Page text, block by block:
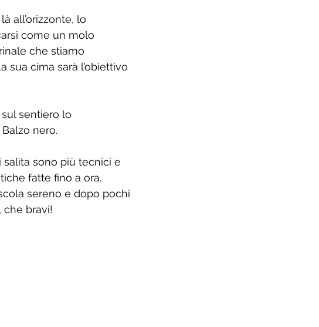
all’orizzonte, lo
come un molo
che stiamo
sua cima sarà l’obiettivo
sentiero lo
nero.
salita sono più tecnici e
fatte fino a ora.
sereno e dopo pochi
che bravi!